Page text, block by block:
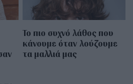
Το πιο συχνό λάθος που
κάνουμε όταν λούζουμε
τα μαλλιά μας